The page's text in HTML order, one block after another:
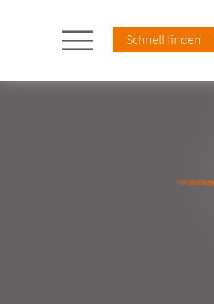
Schnell finden